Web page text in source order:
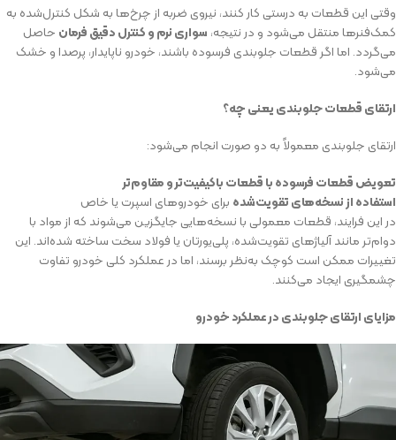
وقتی این قطعات به درستی کار کنند، نیروی ضربه از چرخ‌ها به شکل کنترل‌شده به
کمک‌فنرها منتقل می‌شود و در نتیجه، سواری نرم و کنترل دقیق فرمان حاصل
می‌گردد. اما اگر قطعات جلوبندی فرسوده باشند، خودرو ناپایدار، پرصدا و خشک
می‌شود.
ارتقای قطعات جلوبندی یعنی چه؟
ارتقای جلوبندی معمولاً به دو صورت انجام می‌شود:
تعویض قطعات فرسوده با قطعات باکیفیت‌تر و مقاوم‌تر
استفاده از نسخه‌های تقویت‌شده برای خودروهای اسپرت یا خاص
در این فرایند، قطعات معمولی با نسخه‌هایی جایگزین می‌شوند که از مواد با
دوام‌تر مانند آلیاژهای تقویت‌شده، پلی‌یورتان یا فولاد سخت ساخته شده‌اند. این
تغییرات ممکن است کوچک به‌نظر برسند، اما در عملکرد کلی خودرو تفاوت
چشمگیری ایجاد می‌کنند.
مزایای ارتقای جلوبندی در عملکرد خودرو